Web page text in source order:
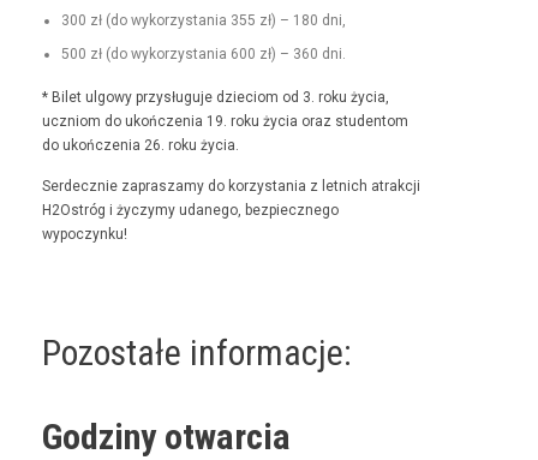
300 zł (do wyko­rzys­ta­nia 355 zł) – 180 dni,
500 zł (do wyko­rzys­ta­nia 600 zł) – 360 dni.
* Bilet ulgo­wy przysługu­je dzieciom od 3. roku życia,
uczniom do ukończenia 19. roku życia oraz stu­den­tom
do ukończenia 26. roku życia.
Serdecznie zaprasza­my do korzys­ta­nia z let­nich atrakcji
H2Ostróg i życzymy udanego, bez­piecznego
wypoczynku!
Pozostałe informacje:
Godziny otwarcia